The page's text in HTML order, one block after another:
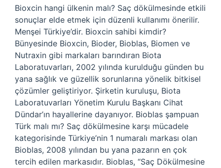
Bioxcin hangi ülkenin malı? Saç dökülmesinde etkili
sonuçlar elde etmek için düzenli kullanımı önerilir.
Menşei Türkiye’dir. Bioxcin sahibi kimdir?
Bünyesinde Bioxcin, Bioder, Bioblas, Biomen ve
Nutraxin gibi markaları barındıran Biota
Laboratuvarları, 2002 yılında kurulduğu günden bu
yana sağlık ve güzellik sorunlarına yönelik bitkisel
çözümler geliştiriyor. Şirketin kuruluşu, Biota
Laboratuvarları Yönetim Kurulu Başkanı Cihat
Dündar’ın hayallerine dayanıyor. Bioblas şampuan
Türk malı mı? Saç dökülmesine karşı mücadele
kategorisinde Türkiye’nin 1 numaralı markası olan
Bioblas, 2008 yılından bu yana pazarın en çok
tercih edilen markasıdır. Bioblas, “Saç Dökülmesine